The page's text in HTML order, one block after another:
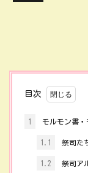
目次
1 モルモン書・
1.1 祭司た
1.2 祭司ア